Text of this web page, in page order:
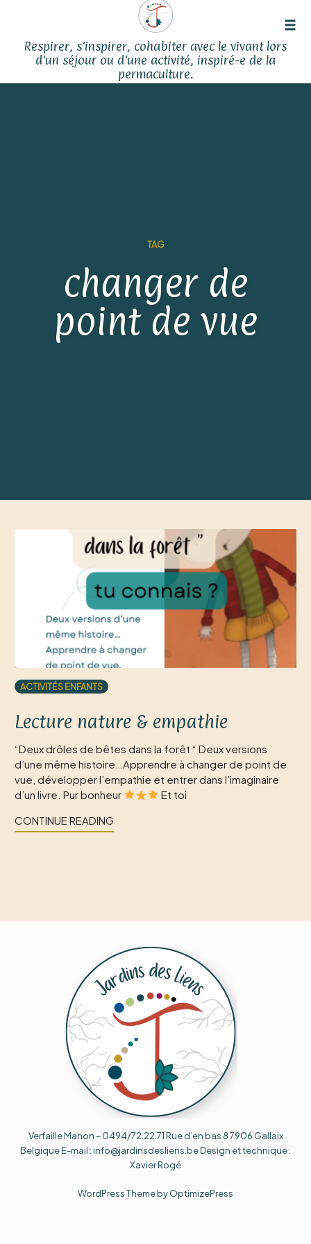
Respirer, s'inspirer, cohabiter avec le vivant lors
d'un séjour ou d'une activité, inspiré-e de la
permaculture.
TAG
changer de
point de vue
ACTIVITÉS ENFANTS
Lecture nature & empathie
“Deux drôles de bêtes dans la forêt “ Deux versions
d’une même histoire…Apprendre à changer de point de
vue, développer l’empathie et entrer dans l’imaginaire
d’un livre. Pur bonheur
Et toi
CONTINUE READING
Verfaille Manon – 0494/72.22.71 Rue d’en bas 8 7906 Gallaix
Belgique E-mail : info@jardinsdesliens.be Design et technique :
Xavier Rogé
WordPress Theme by OptimizePress